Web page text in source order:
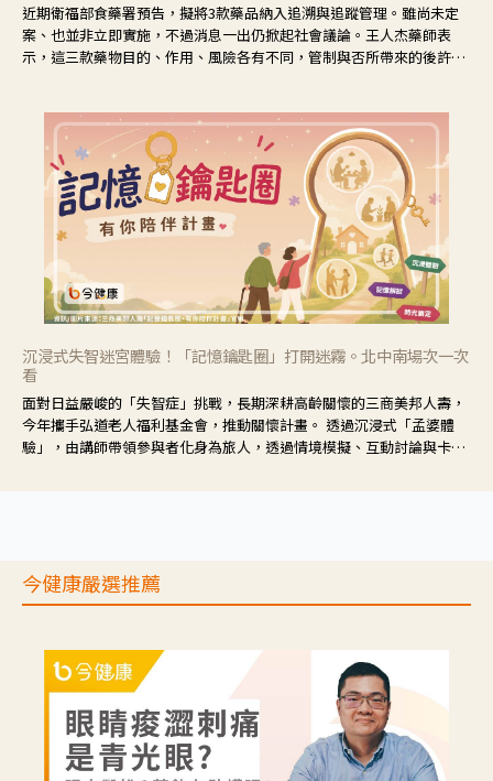
近期衛福部食藥署預告，擬將3款藥品納入追溯與追蹤管理。雖尚未定
案、也並非立即實施，不過消息一出仍掀起社會議論。王人杰藥師表
示，這三款藥物目的、作用、風險各有不同，管制與否所帶來的後許影
沉浸式失智迷宮體驗！「記憶鑰匙圈」打開迷霧。北中南場次一次
看
面對日益嚴峻的「失智症」挑戰，長期深耕高齡關懷的三商美邦人壽，
今年攜手弘道老人福利基金會，推動關懷計畫。 透過沉浸式「孟婆體
驗」，由講師帶領參與者化身為旅人，透過情境模擬、互動討論與卡牌
今健康嚴選推薦